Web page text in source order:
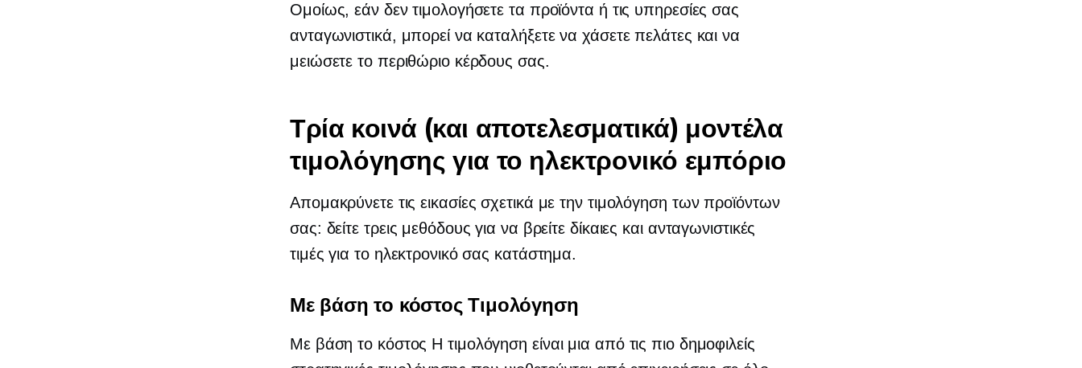
Ομοίως, εάν δεν τιμολογήσετε τα προϊόντα ή τις υπηρεσίες σας
ανταγωνιστικά, μπορεί να καταλήξετε να χάσετε πελάτες και να
μειώσετε το περιθώριο κέρδους σας.
Τρία κοινά (και αποτελεσματικά) μοντέλα
τιμολόγησης για το ηλεκτρονικό εμπόριο
Απομακρύνετε τις εικασίες σχετικά με την τιμολόγηση των προϊόντων
σας: δείτε τρεις μεθόδους για να βρείτε δίκαιες και ανταγωνιστικές
τιμές για το ηλεκτρονικό σας κατάστημα.
Με βάση το κόστοςΤιμολόγηση
Με βάση το κόστος Η τιμολόγηση είναι μια από τις πιο δημοφιλείς